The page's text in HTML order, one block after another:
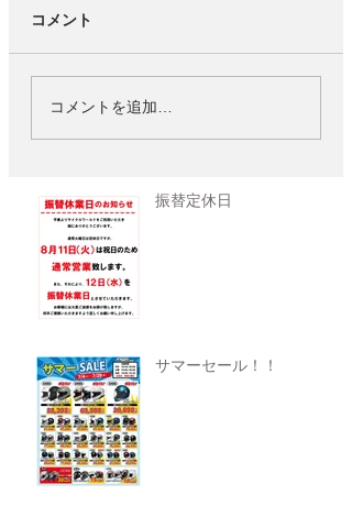
コメント
コメントを追加…
振替定休日
サマーセール！！